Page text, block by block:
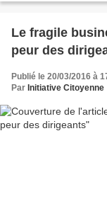
Le fragile
peur des
Publié le 20/03/2016 à
Par Initiative Citoyenne